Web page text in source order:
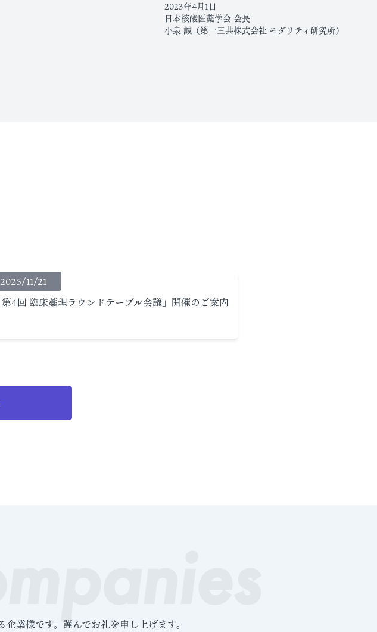
2023年4月1日
日本核酸医薬学会 会長
小泉 誠（第一三共株式会社 モダリティ研究所）
2025/11/21
第4回 臨床薬理ラウンドテーブル会議」開催のご案内
業様です。謹んでお礼を申し上げます。